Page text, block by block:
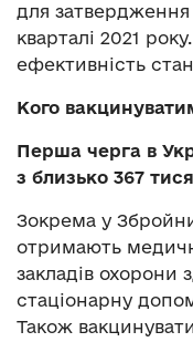
для
кварталі 2021
ефективність
Кого
Перша черга в
з близько 367
Зокрема у
отримають
закладів охорони
стаціонарну
Також